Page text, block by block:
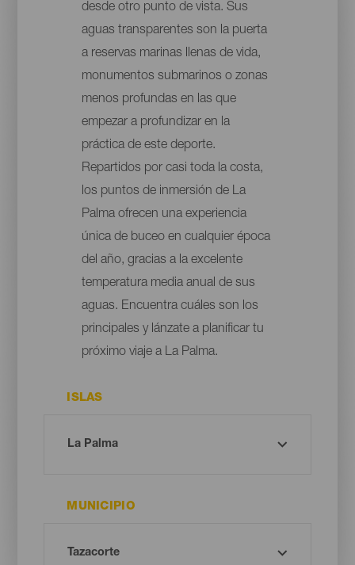
desde otro punto de vista. Sus
aguas transparentes son la puerta
a reservas marinas llenas de vida,
monumentos submarinos o zonas
menos profundas en las que
empezar a profundizar en la
práctica de este deporte.
Repartidos por casi toda la costa,
los puntos de inmersión de La
Palma ofrecen una experiencia
única de buceo en cualquier época
del año, gracias a la excelente
temperatura media anual de sus
aguas. Encuentra cuáles son los
principales y lánzate a planificar tu
próximo viaje a La Palma.
ISLAS
MUNICIPIO